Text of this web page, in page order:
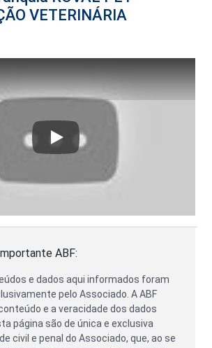
VETERINÁRIA
Play
ABF:
e dados aqui informados foram
pelo Associado. A ABF
e a veracidade dos dados
página são de única e exclusiva
civil e penal do Associado, que, ao se